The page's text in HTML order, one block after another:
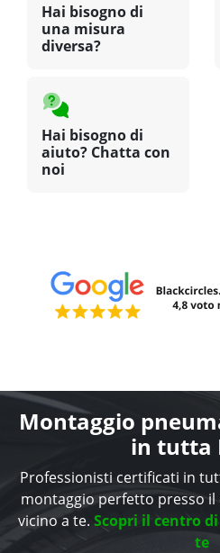
Hai bisogno di
una misura
diversa?
Hai bisogno di
aiuto? Chatta con
noi
Montaggio
in tutta
Professionisti certificati in
montaggio perfetto presso
vicino a te. Scopri il centro
te